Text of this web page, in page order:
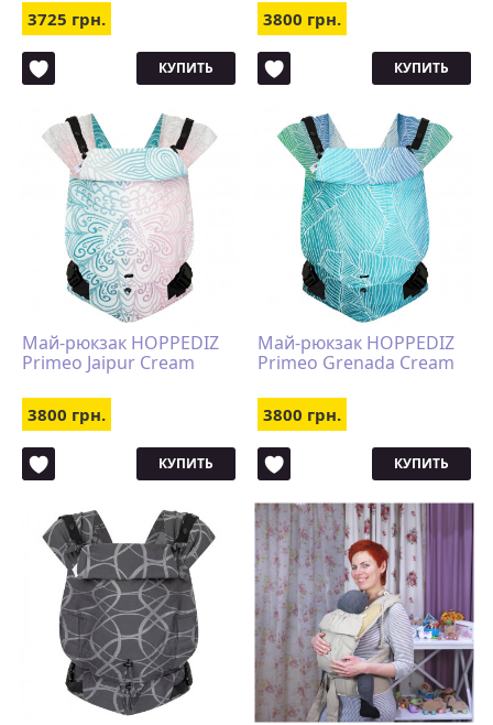
3725 грн.
КУПИТЬ
3800 грн.
КУПИТЬ
Май-рюкзак HOPPEDIZ
Primeo Jaipur Cream
3800 грн.
КУПИТЬ
Май-рюкзак HOPPEDIZ
Primeo Grenada Cream
3800 грн.
КУПИТЬ